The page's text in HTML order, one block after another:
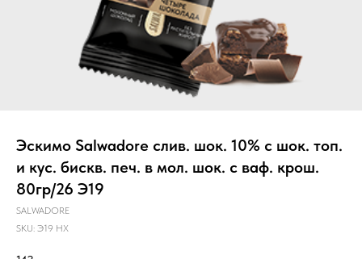
Эскимо Salwadore слив. шок. 10% с шок. топ.
и кус. бискв. печ. в мол. шок. с ваф. крош.
80гр/26 Э19
SALWADORE
SKU: Э19 НХ